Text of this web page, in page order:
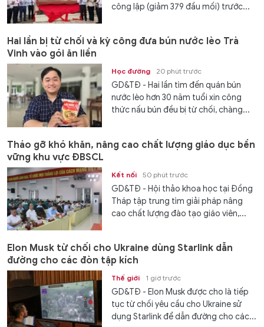
công lập (giảm 379 đầu mối) trước...
Hai lần bị từ chối và kỳ công đưa bún nước lèo Trà
Vinh vào gói ăn liền
Học đường 20 phút trước
GD&TĐ - Hai lần tìm đến quán bún
nước lèo hơn 30 năm tuổi xin công
thức nấu bún đều bị từ chối, chàng...
Tháo gỡ khó khăn, nâng cao chất lượng giáo dục bền
vững khu vực ĐBSCL
Kết nối 50 phút trước
GD&TĐ - Hội thảo khoa học tại Đồng
Tháp tập trung tìm giải pháp nâng
cao chất lượng đào tạo giáo viên,...
Elon Musk từ chối cho Ukraine dùng Starlink dẫn
đường cho các đòn tập kích
Thế giới 1 giờ trước
GD&TĐ - Elon Musk được cho là tiếp
tục từ chối yêu cầu cho Ukraine sử
dụng Starlink để dẫn đường cho các...